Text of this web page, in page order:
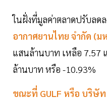
ในฝั่งที่มูลค่าตลาดปรับลดล
อากาศยานไทย จำกัด (ม
แสนล้านบาท เหลือ 7.57
ล้านบาท หรือ -10.93%
ขณะที่ GULF หรือ บริษัท